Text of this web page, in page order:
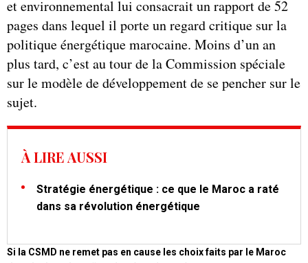
et environnemental lui consacrait un rapport de 52
pages dans lequel il porte un regard critique sur la
politique énergétique marocaine. Moins d’un an
plus tard, c’est au tour de la Commission spéciale
sur le modèle de développement de se pencher sur le
sujet.
À LIRE AUSSI
Stratégie énergétique : ce que le Maroc a raté
dans sa révolution énergétique
Si la CSMD ne remet pas en cause les choix faits par le Maroc